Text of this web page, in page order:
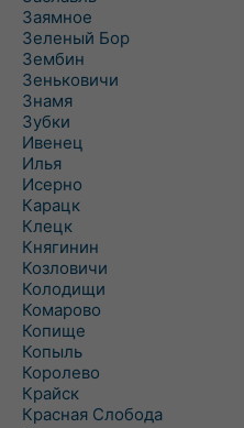
Заямное
Зеленый Бор
Зембин
Зеньковичи
Знамя
Зубки
Ивенец
Илья
Исерно
Карацк
Клецк
Княгинин
Козловичи
Колодищи
Комарово
Копище
Копыль
Королево
Крайск
Красная Слобода